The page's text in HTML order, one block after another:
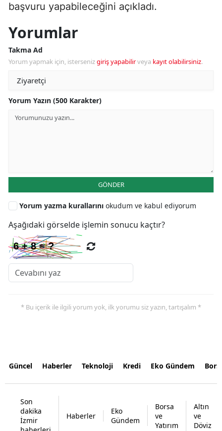
başvuru yapabileceğini açıkladı.
Yorumlar
Takma Ad
Yorum yapmak için, istersenizgiriş yapabilirveya kayıt olabilirsiniz.
Yorum Yazın (500 Karakter)
GÖNDER
Yorum yazma kurallarını okudum ve kabul ediyorum
Aşağıdaki görselde işlemin sonucu kaçtır?
* Bu içerik ile ilgili yorum yok, ilk yorumu siz yazın, tartışalım *
Güncel Haberler Teknoloji Kredi Eko Gündem
Son
dakika
İzmir
Haberler
Eko
Gündem
Borsa
ve
Yatırım
Altın
ve
Döviz